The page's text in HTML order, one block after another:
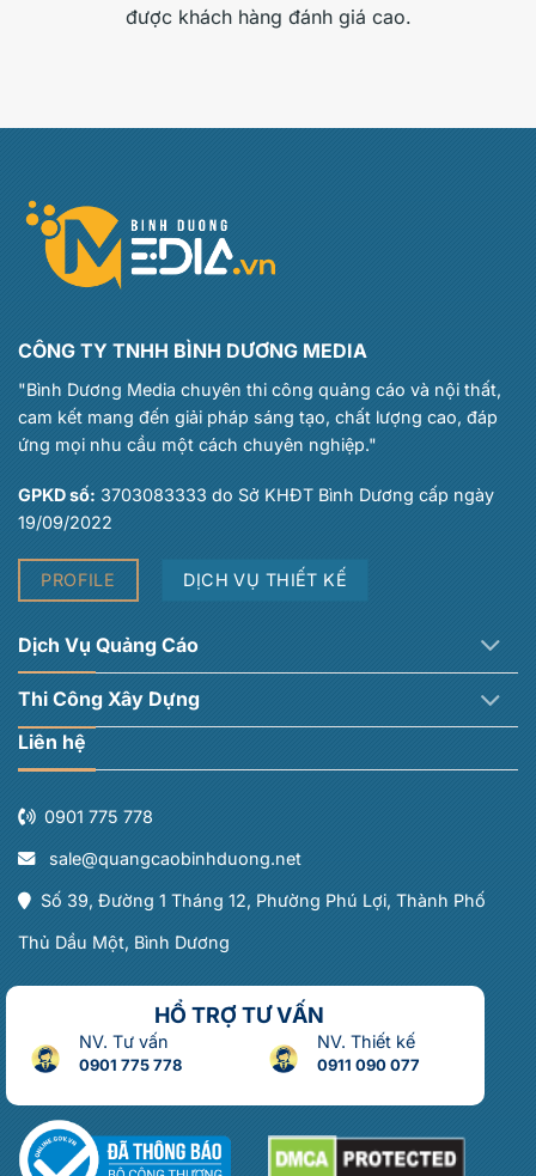
được khách hàng đánh giá cao.
CÔNG TY TNHH BÌNH DƯƠNG MEDIA
"Bình Dương Media chuyên thi công quảng cáo và nội thất,
cam kết mang đến giải pháp sáng tạo, chất lượng cao, đáp
ứng mọi nhu cầu một cách chuyên nghiệp."
GPKD số: 3703083333 do Sở KHĐT Bình Dương cấp ngày
19/09/2022
PROFILE DỊCH VỤ THIẾT KẾ
Dịch Vụ Quảng Cáo
Thi Công Xây Dựng
Liên hệ
0901 775 778
sale@quangcaobinhduong.net
Số 39, Đường 1 Tháng 12, Phường Phú Lợi, Thành Phố
Thủ Dầu Một, Bình Dương
HỔ TRỢ TƯ VẤN
NV. Tư vấn
0901 775 778
NV. Thiết kế
0911 090 077